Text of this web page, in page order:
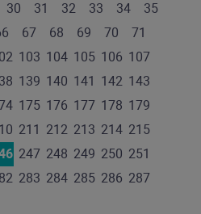
30 31 32 33 34
35
67 68 69 70
71
103 104 105 106 107
139 140 141 142 143
175 176 177 178 179
211 212 213 214 215
247 248 249 250 251
283 284 285 286 287